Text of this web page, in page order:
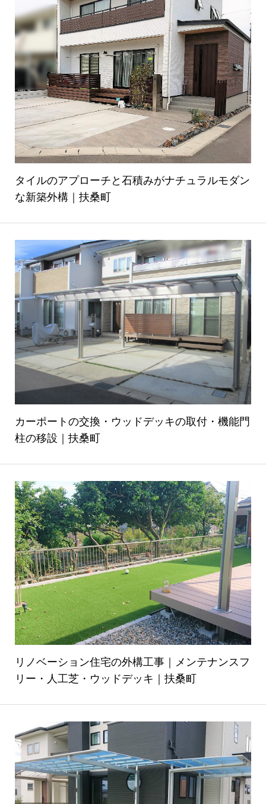
タイルのアプローチと石積みがナチュラルモダン
な新築外構｜扶桑町
カーポートの交換・ウッドデッキの取付・機能門
柱の移設｜扶桑町
リノベーション住宅の外構工事｜メンテナンスフ
リー・人工芝・ウッドデッキ｜扶桑町